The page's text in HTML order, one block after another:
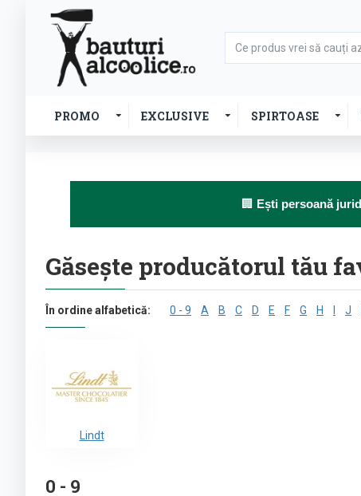
PROMO EXCLUSIVE SPIRTOASE
🏢 Ești persoană
Găseşte producătorul tău
În ordine alfabetică: 0 - 9 A B C D E F G H J
Lindt
0 - 9